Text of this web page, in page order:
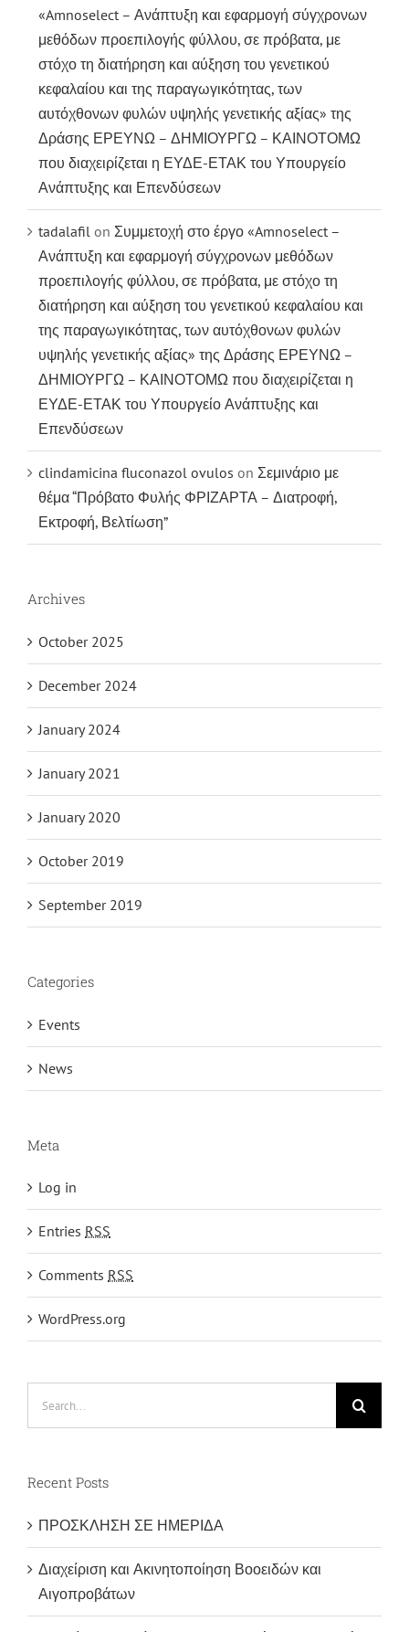
«Amnoselect – Ανάπτυξη και εφαρμογή σύγχρονων
μεθόδων προεπιλογής φύλλου, σε πρόβατα, με
στόχο τη διατήρηση και αύξηση του γενετικού
κεφαλαίου και της παραγωγικότητας, των
αυτόχθονων φυλών υψηλής γενετικής αξίας» της
Δράσης ΕΡΕΥΝΩ – ΔΗΜΙΟΥΡΓΩ – ΚΑΙΝΟΤΟΜΩ
που διαχειρίζεται η ΕΥΔΕ-ΕΤΑΚ του Υπουργείο
Ανάπτυξης και Επενδύσεων
tadalafil on Συμμετοχή στο έργο «Amnoselect –
Ανάπτυξη και εφαρμογή σύγχρονων μεθόδων
προεπιλογής φύλλου, σε πρόβατα, με στόχο τη
διατήρηση και αύξηση του γενετικού κεφαλαίου και
της παραγωγικότητας, των αυτόχθονων φυλών
υψηλής γενετικής αξίας» της Δράσης ΕΡΕΥΝΩ –
ΔΗΜΙΟΥΡΓΩ – ΚΑΙΝΟΤΟΜΩ που διαχειρίζεται η
ΕΥΔΕ-ΕΤΑΚ του Υπουργείο Ανάπτυξης και
Επενδύσεων
clindamicina fluconazol ovulos on Σεμινάριο με
θέμα “Πρόβατο Φυλής ΦΡΙΖΑΡΤΑ – Διατροφή,
Εκτροφή, Βελτίωση”
Archives
October 2025
December 2024
January 2024
January 2021
January 2020
October 2019
September 2019
Categories
Events
News
Meta
Log in
Entries RSS
Comments RSS
WordPress.org
Recent Posts
ΠΡΟΣΚΛΗΣΗ ΣΕ ΗΜΕΡΙΔΑ
Διαχείριση και Ακινητοποίηση Βοοειδών και
Αιγοπροβάτων